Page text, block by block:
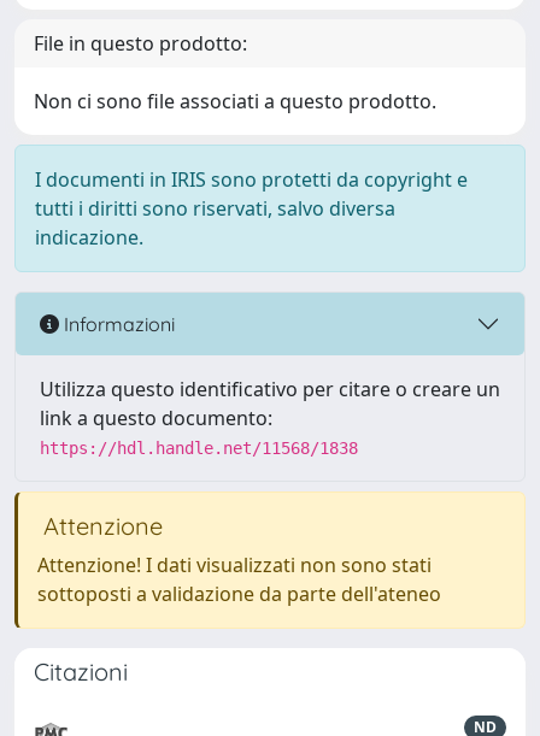
File in questo prodotto:
Non ci sono file associati a questo prodotto.
I documenti in IRIS sono protetti da copyright e
tutti i diritti sono riservati, salvo diversa
indicazione.
Informazioni
Utilizza questo identificativo per citare o creare un
link a questo documento:
https://hdl.handle.net/11568/1838
Attenzione
Attenzione! I dati visualizzati non sono stati
sottoposti a validazione da parte dell'ateneo
Citazioni
ND